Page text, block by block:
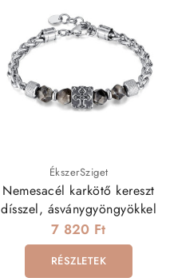
ÉkszerSziget
Nemesacél karkötő kereszt
dísszel, ásványgyöngyökkel
7 820 Ft
RÉSZLETEK